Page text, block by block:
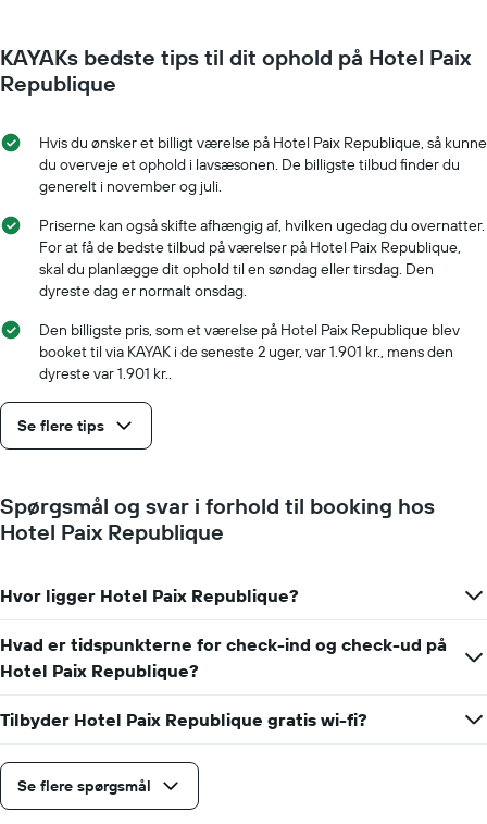
for
et
værelse
opholdet
nærmer
sig
har
x-
der
viser
antallet
af
dage
før
opholdet
Diagrammet
har
1
y-
akse,
den
gennemsnitlige
et
værelse
KAYAKs bedste tips til dit ophold på Hotel Paix
Republique
Hvis du ønsker et billigt værelse på Hotel Paix Republique, så kunne
du overveje et ophold i lavsæsonen. De billigste tilbud finder du
generelt i november og juli.
Priserne kan også skifte afhængig af, hvilken ugedag du overnatter.
For at få de bedste tilbud på værelser på Hotel Paix Republique,
skal du planlægge dit ophold til en søndag eller tirsdag. Den
dyreste dag er normalt onsdag.
Den billigste pris, som et værelse på Hotel Paix Republique blev
booket til via KAYAK i de seneste 2 uger, var 1.901 kr., mens den
dyreste var 1.901 kr..
Se flere tips
Spørgsmål og svar i forhold til booking hos
Hotel Paix Republique
Hvor ligger Hotel Paix Republique?
Hvad er tidspunkterne for check-ind og check-ud på
Hotel Paix Republique?
Tilbyder Hotel Paix Republique gratis wi-fi?
Se flere spørgsmål